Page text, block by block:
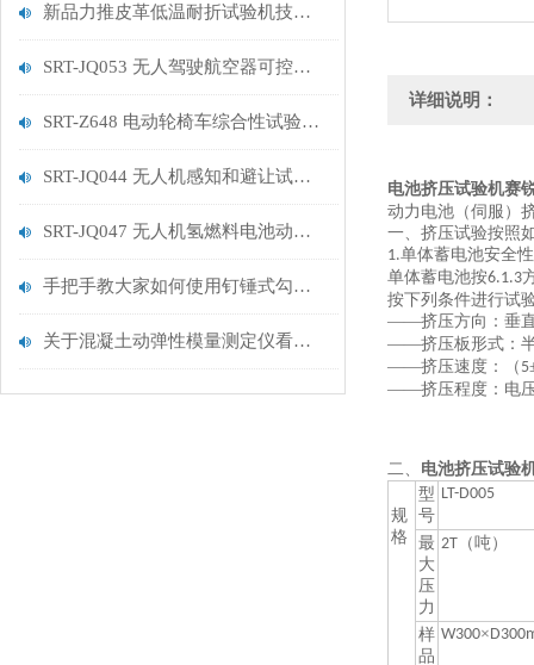
新品力推皮革低温耐折试验机技术讲解
SRT-JQ053 无人驾驶航空器可控性试验机的特点有哪些
SRT-Z648 电动轮椅车综合性试验机的简单介绍
SRT-JQ044 无人机感知和避让试验机的简单介绍
SRT-JQ047 无人机氢燃料电池动力系统试验机用途有哪些 符合标准
手把手教大家如何使用钉锤式勾丝性测试机
关于混凝土动弹性模量测定仪看这一篇就够了
详细说明：
电池挤压试验机赛
动力电池（伺服）
一、挤压试验按照
1.单体蓄电池安全
单体蓄电池按6.1.3
按下列条件进行试
——挤压方向：垂
——挤压板形式：
——挤压速度：（ 5
——挤压程度：电
二、 电池挤压试验
规
格
型
号
LT-D005
最
大
压
力
2T （吨）
样
品
W300×